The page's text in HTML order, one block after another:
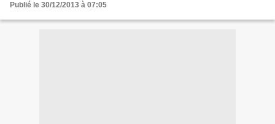
Publié le 30/12/2013 à 07:05